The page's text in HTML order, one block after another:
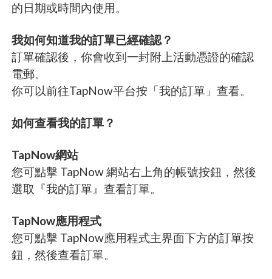
的日期或時間內使用。
我如何知道我的訂單已經確認？
訂單確認後，你會收到一封附上活動憑證的確認
電郵。
你可以前往TapNow平台按「我的訂單」查看。
如何查看我的訂單？
TapNow網站
您可點擊 TapNow 網站右上角的帳號按鈕，然後
選取『我的訂單』查看訂單。
TapNow應用程式
您可點擊 TapNow應用程式主界面下方的訂單按
鈕，然後查看訂單。